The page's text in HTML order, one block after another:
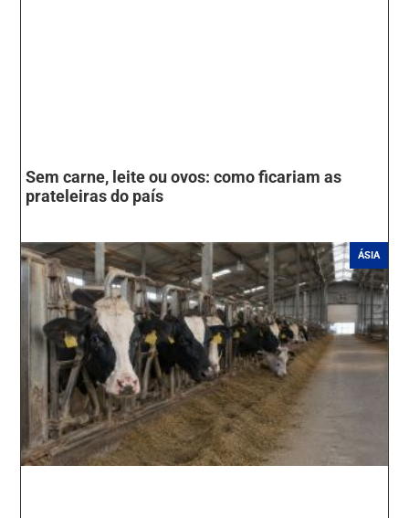
Sem carne, leite ou ovos: como ficariam as
prateleiras do país
ÁSIA